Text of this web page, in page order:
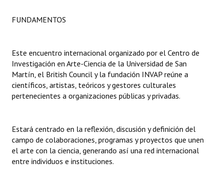
Actas de Sesión
Ejecución Presupuestaria
Actas de Audiencias Públicas
NORMATIVA
Declaraciones
Resoluciones
FUNDAMENTOS
Este encuentro internacional organizado por el Centro de
Investigación en Arte-Ciencia de la Universidad de San
Martín, el British Council y la fundación INVAP reúne a
científicos, artistas, teóricos y gestores culturales
pertenecientes a organizaciones públicas y privadas.
Estará centrado en la reflexión, discusión y definición del
campo de colaboraciones, programas y proyectos que unen
el arte con la ciencia, generando así una red internacional
entre individuos e instituciones.